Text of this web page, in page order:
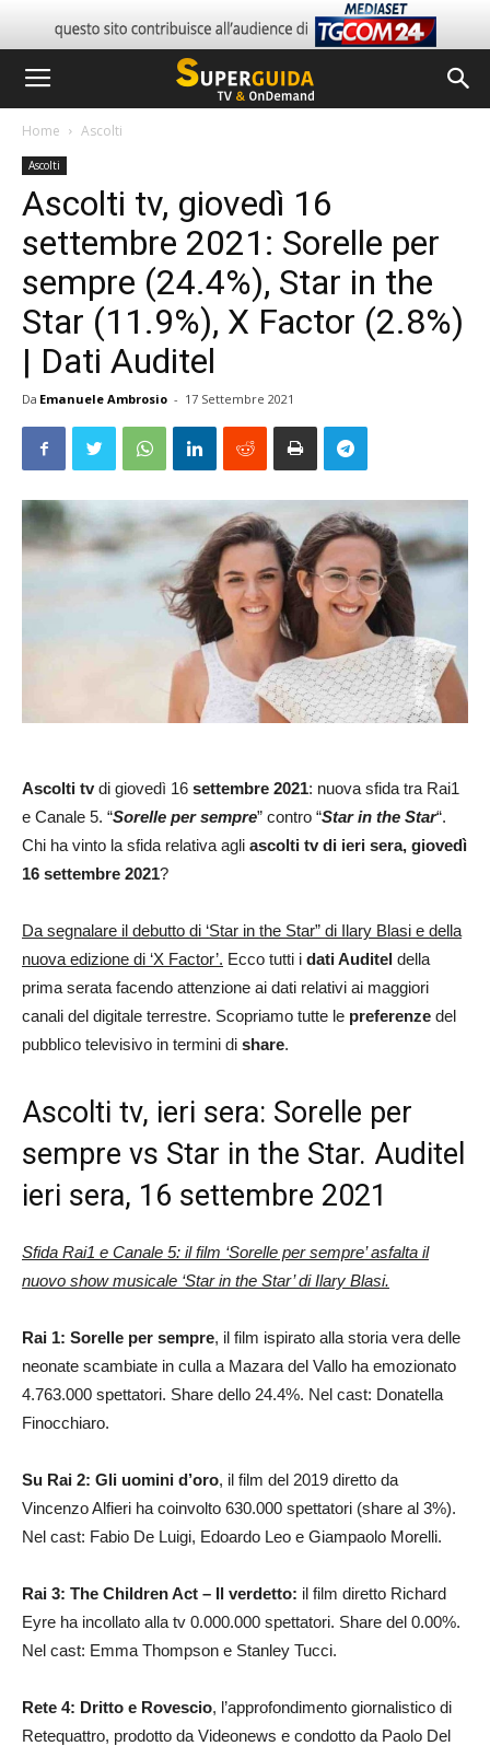
Home Ascolti
Ascolti
Ascolti tv, giovedì 16
settembre 2021: Sorelle per
sempre (24.4%), Star in the
Star (11.9%), X Factor (2.8%)
| Dati Auditel
Da Emanuele Ambrosio - 17 Settembre 2021
Ascolti tvdi giovedì 16 settembre 2021: nuova sfida tra Rai1
e Canale 5. “Sorelle per sempre” contro “Star in the Star“.
Chi ha vinto la sfida relativa agli ascolti tv di ieri sera, giovedì
16 settembre 2021?
Da segnalare il debutto di ‘Star in the Star” di Ilary Blasi e della
nuova edizione di ‘X Factor’. Ecco tutti i dati Auditel della
prima serata facendo attenzione ai dati relativi ai maggiori
canali del digitale terrestre. Scopriamo tutte le preferenze del
pubblico televisivo in termini di share.
Ascolti tv, ieri sera: Sorelle per
sempre vs Star in the Star. Auditel
ieri sera, 16 settembre 2021
Sfida Rai1 e Canale 5: il film ‘Sorelle per sempre’ asfalta il
nuovo show musicale ‘Star in the Star’ di Ilary Blasi.
Rai 1: Sorelle per sempre, il film ispirato alla storia vera delle
neonate scambiate in culla a Mazara del Vallo ha emozionato
4.763.000 spettatori. Share dello 24.4%. Nel cast: Donatella
Finocchiaro.
Su Rai 2: Gli uomini d’oro, il film del 2019 diretto da
Vincenzo Alfieri ha coinvolto 630.000 spettatori (share al 3%).
Nel cast: Fabio De Luigi, Edoardo Leo e Giampaolo Morelli.
Rai 3: The Children Act – Il verdetto: il film diretto Richard
Eyre ha incollato alla tv 0.000.000 spettatori. Share del 0.00%.
Nel cast: Emma Thompson e Stanley Tucci.
Rete 4: Dritto e Rovescio, l’approfondimento giornalistico di
Retequattro, prodotto da Videonews e condotto da Paolo Del